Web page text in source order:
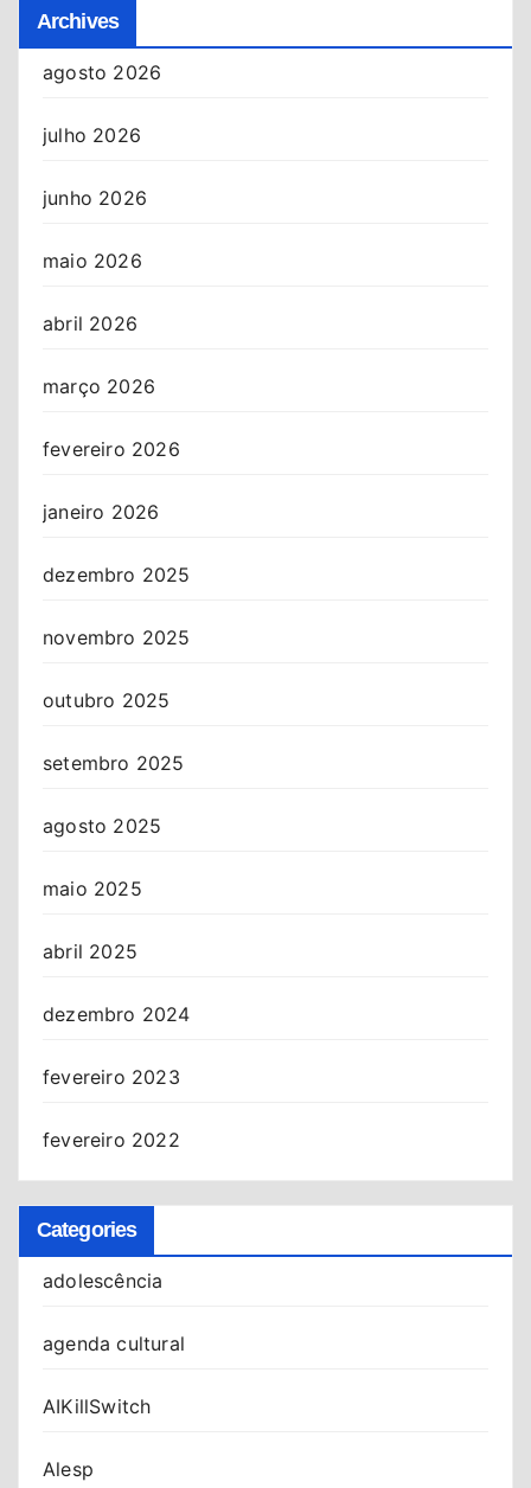
Archives
agosto 2026
julho 2026
junho 2026
maio 2026
abril 2026
março 2026
fevereiro 2026
janeiro 2026
dezembro 2025
novembro 2025
outubro 2025
setembro 2025
agosto 2025
maio 2025
abril 2025
dezembro 2024
fevereiro 2023
fevereiro 2022
Categories
adolescência
agenda cultural
AIKillSwitch
Alesp